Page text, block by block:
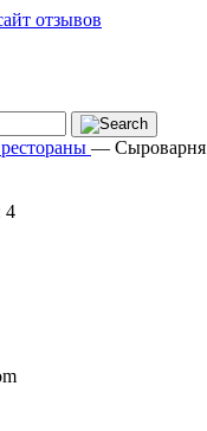
отзывов
— Сыроварня